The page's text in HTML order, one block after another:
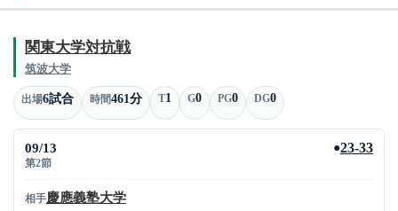
関東大学対抗戦
筑波大学
出場6試合 時間461分 T1 G0 PG0 DG0
09/13
第2節
●23-33
相手慶應義塾大学